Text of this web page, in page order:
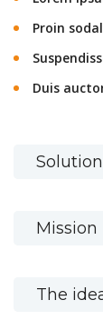
Proin
Duis
Mission
The